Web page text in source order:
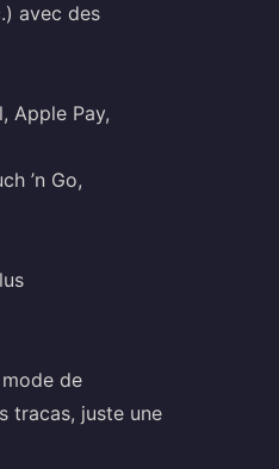
avec des
Apple Pay,
’n Go,
de
tracas, juste une